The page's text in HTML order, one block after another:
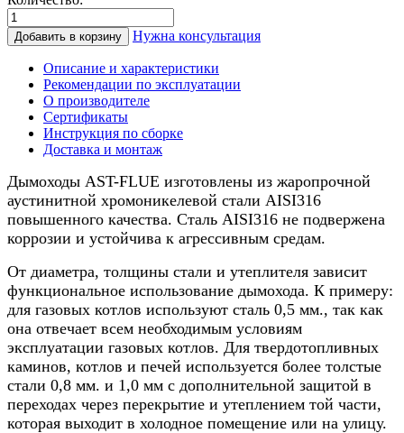
Количество
товара
Дымоход
котла
нерж.,
130/180мм,
Добавить в корзину Нужна консультация
Описание и характеристики
Рекомендации по эксплуатации
О производителе
Сертификаты
Инструкция по сборке
Доставка и монтаж
Дымоходы AST-FLUE изготовлены из жаропрочной
аустинитной хромоникелевой стали AISI316
повышенного качества. Сталь AISI316 не подвержена
коррозии и устойчива к агрессивным средам.
От диаметра, толщины стали и утеплителя зависит
функциональное использование дымохода. К примеру:
для газовых котлов используют сталь 0,5 мм., так как
она отвечает всем необходимым условиям
эксплуатации газовых котлов. Для твердотопливных
каминов, котлов и печей используется более толстые
стали 0,8 мм. и 1,0 мм с дополнительной защитой в
переходах через перекрытие и утеплением той части,
которая выходит в холодное помещение или на улицу.